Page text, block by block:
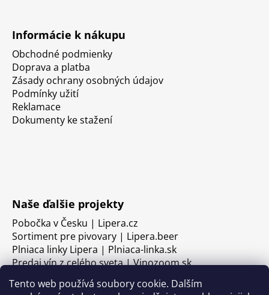
Tento web používá soubory cookie. Dalším
Informácie k nákupu
Obchodné podmienky
Doprava a platba
Zásady ochrany osobných údajov
Podmínky užití
Reklamace
Dokumenty ke stažení
Naše ďalšie projekty
Pobočka v Česku | Lipera.cz
Sortiment pre pivovary | Lipera.beer
Plniaca linky Lipera | Plniaca-linka.sk
Predaj vín z celého sveta | Vinozoom.sk